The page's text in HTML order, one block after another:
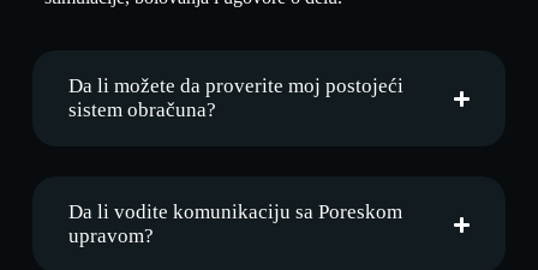
Da li možete da proverite moj postojeći
sistem obračuna?
Da li vodite komunikaciju sa Poreskom
upravom?